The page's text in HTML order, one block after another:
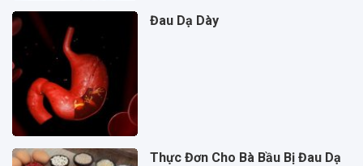
Đau Dạ Dày
Thực Đơn Cho Bà Bầu Bị Đau Dạ